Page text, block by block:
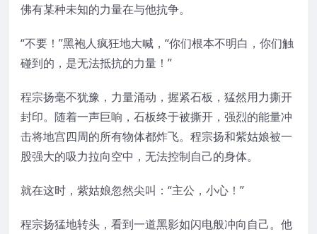
佛有某种未知的力量在与他抗争。
“不要！”黑袍人疯狂地大喊，“你们根本不明白，你们触
碰到的，是无法抵抗的力量！”
程宗扬毫不犹豫，力量涌动，握紧石板，猛然用力撕开
封印。随着一声巨响，石板终于被撕开，强烈的能量冲
击将地宫四周的所有物体都炸飞。程宗扬和紫姑娘被一
股强大的吸力拉向空中，无法控制自己的身体。
就在这时，紫姑娘忽然尖叫：“主公，小心！”
程宗扬猛地转头，看到一道黑影如闪电般冲向自己。他